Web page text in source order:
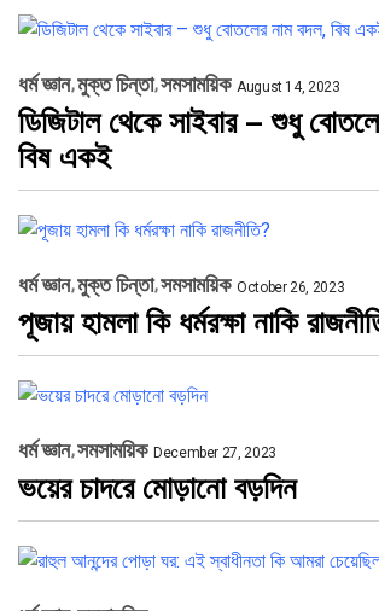
ধর্ম জ্ঞান মুক্ত চিন্তা সমসাময়িক August 14, 2023
ডিজিটাল থেকে সাইবার – শুধু
বিষ একই
ধর্ম জ্ঞান মুক্ত চিন্তা সমসাময়িক October 26, 2023
পূজায় হামলা কি ধর্মরক্ষা নাকি
ধর্ম জ্ঞান সমসাময়িক December 27, 2023
ভয়ের চাদরে মোড়ানো বড়দিন